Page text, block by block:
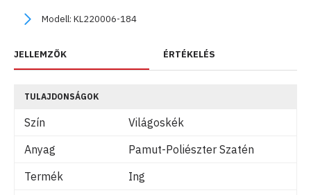
Modell: KL220006-184
JELLEMZŐK ÉRTÉKELÉS
TULAJDONSÁGOK
Szín
Világoskék
Anyag
Pamut-Poliészter Szatén
Termék
Ing